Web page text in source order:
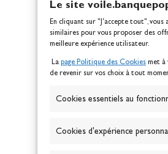
Le site
En cliquant sur "J'accepte tout",
similaires pour vous proposer des
meilleure expérience utilisateur.
La page Politique des Cookies met à
de revenir sur vos choix à tout
Cookies essentiels au
Cookies d'expérience